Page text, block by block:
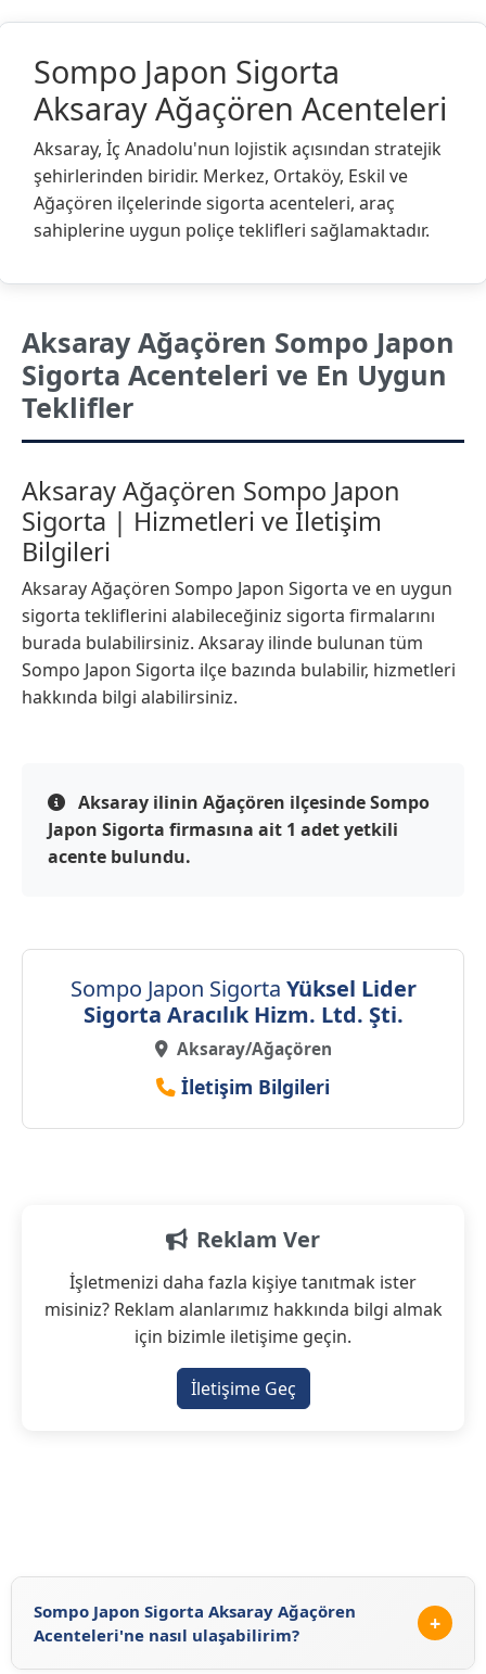
Sompo Japon Sigorta
Aksaray Ağaçören Acenteleri
Aksaray, İç Anadolu'nun lojistik açısından stratejik
şehirlerinden biridir. Merkez, Ortaköy, Eskil ve
Ağaçören ilçelerinde sigorta acenteleri, araç
sahiplerine uygun poliçe teklifleri sağlamaktadır.
Aksaray Ağaçören Sompo Japon
Sigorta Acenteleri ve En Uygun
Teklifler
Aksaray Ağaçören Sompo Japon
Sigorta | Hizmetleri ve İletişim
Bilgileri
Aksaray Ağaçören Sompo Japon Sigorta ve en uygun
sigorta tekliflerini alabileceğiniz sigorta firmalarını
burada bulabilirsiniz. Aksaray ilinde bulunan tüm
Sompo Japon Sigorta ilçe bazında bulabilir, hizmetleri
hakkında bilgi alabilirsiniz.
Aksaray ilinin Ağaçören ilçesinde Sompo
Japon Sigorta firmasına ait 1 adet yetkili
acente bulundu.
Sompo Japon Sigorta Yüksel Lider
Sigorta Aracılık Hizm. Ltd. Şti.
Aksaray/Ağaçören
İletişim Bilgileri
Reklam Ver
İşletmenizi daha fazla kişiye tanıtmak ister
misiniz? Reklam alanlarımız hakkında bilgi almak
için bizimle iletişime geçin.
İletişime Geç
Sompo Japon Sigorta Aksaray Ağaçören
Acenteleri'ne nasıl ulaşabilirim?
+